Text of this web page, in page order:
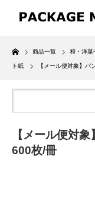
Home
商品一覧 和・洋菓
ト紙 【メール便対象】
【メール便対
600枚/冊